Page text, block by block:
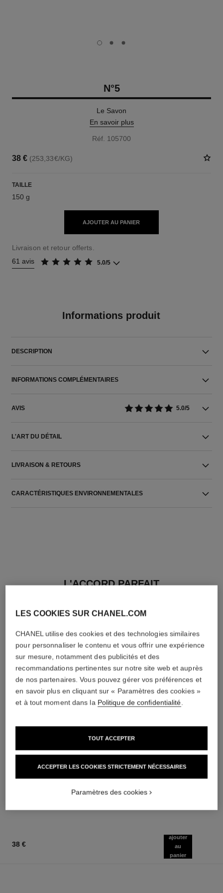
carousel dot
carousel dot
carousel dot
N°5
Le Savon
En savoir plus
Réf. 105700
38 € (253,33€/KG)
TAILLE
150 g
AJOUTER AU PANIER
Livraison et retour offerts.
61 avis
5.0/5
Informations produit
DESCRIPTION
INFORMATIONS COMPLÉMENTAIRES
AVIS 5.0/5
L'ART DU DÉTAIL
LIVRAISON & RETOURS
CARACTÉRISTIQUES ENVIRONNEMENTALES
L'ACCORD PARFAIT
n°5
Réf. 105728
(633,33€/Kg)
sublimage la crème texture
Crème Ultime : Régénère et
Lisse
Réf. 147550
38 €
ajouter
au
panier
LES COOKIES SUR CHANEL.COM
CHANEL utilise des cookies et des technologies similaires
pour personnaliser le contenu et vous offrir une expérience
sur mesure, notamment des publicités et des
recommandations pertinentes sur notre site web et auprès
de nos partenaires. Vous pouvez gérer vos préférences et
en savoir plus en cliquant sur « Paramètres des cookies »
et à tout moment dans la Politique de confidentialité
ACCEPTER LES COOKIES STRICTEMENT NÉCESSAIRES
TOUT ACCEPTER
Paramètres des cookies